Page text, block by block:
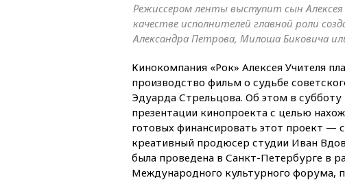
Режиссером ленты выступит сын
качестве исполнителей главной роли
Александра Петрова, Милоша Биковича
Кинокомпания «Рок» Алексея Учителя
производство фильм о судьбе
Эдуарда Стрельцова. Об этом в
презентации кинопроекта с целью
готовых финансировать этот проект —
креативный продюсер студии Иван
была проведена в Санкт-Петербурге в
Международного культурного форума,